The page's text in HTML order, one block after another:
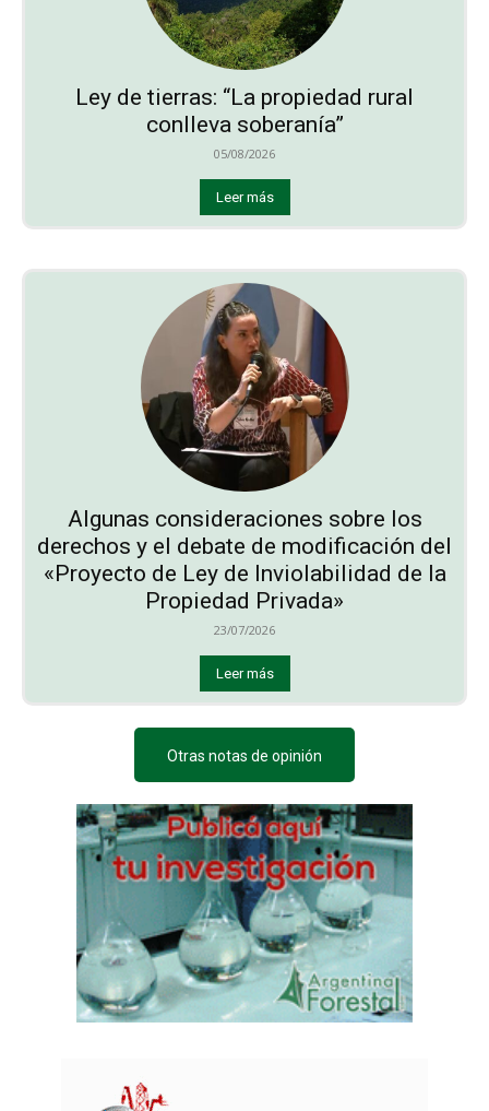
Ley de tierras: “La propiedad rural
conlleva soberanía”
05/08/2026
Leer más
Algunas consideraciones sobre los
derechos y el debate de modificación del
«Proyecto de Ley de Inviolabilidad de la
Propiedad Privada»
23/07/2026
Leer más
Otras notas de opinión